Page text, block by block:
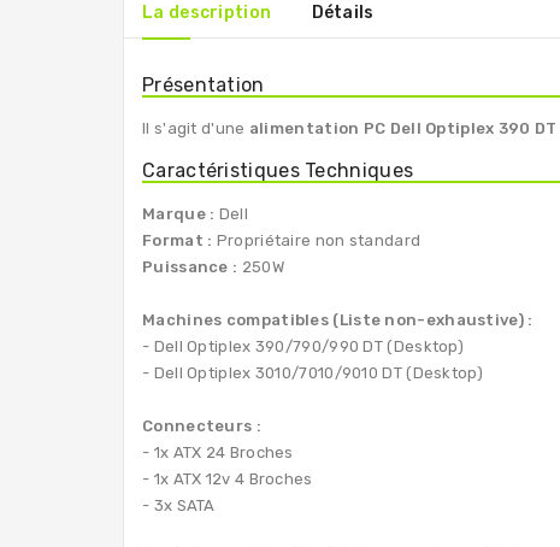
La description Détails
Présentation
Il s'agit d'une alimentation PC Dell Optiplex 390 DT
Caractéristiques Techniques
Marque : Dell
Format : Propriétaire non standard
Puissance : 250W
Machines compatibles (Liste non-exhaustive) :
- Dell Optiplex 390/790/990 DT (Desktop)
- Dell Optiplex 3010/7010/9010 DT (Desktop)
Connecteurs :
- 1x ATX 24 Broches
- 1x ATX 12v 4 Broches
- 3x SATA